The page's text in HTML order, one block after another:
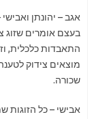
אגב – יהונתן
בעצם אומרים שזוג
התאבדות כלכלית,
מוצאים צידוק
שכורה.
אבישי – כל הזוגות